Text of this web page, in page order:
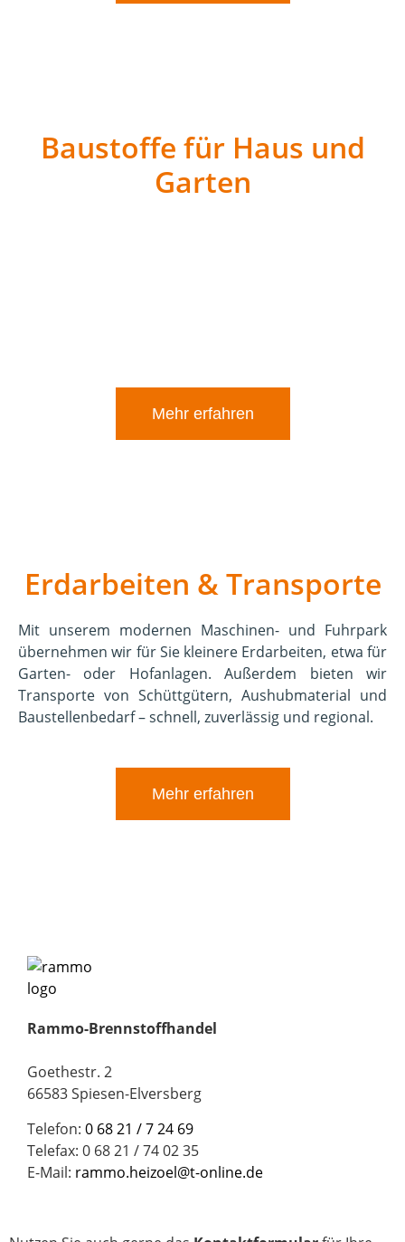
Baustoffe für Haus und
Garten
Mehr erfahren
Erdarbeiten & Transporte
Mit unserem modernen Maschinen- und Fuhrpark
übernehmen wir für Sie kleinere Erdarbeiten, etwa für
Garten- oder Hofanlagen. Außerdem bieten wir
Transporte von Schüttgütern, Aushubmaterial und
Baustellenbedarf – schnell, zuverlässig und regional.
Mehr erfahren
Rammo-Brennstoffhandel
Goethestr. 2
66583 Spiesen-Elversberg
Telefon: 0 68 21 / 7 24 69
Telefax: 0 68 21 / 74 02 35
E-Mail: rammo.heizoel@t-online.de